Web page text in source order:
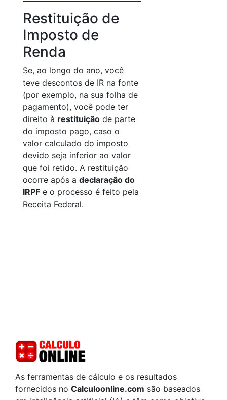
Restituição de
Imposto de
Renda
Se, ao longo do ano, você
teve descontos de IR na fonte
(por exemplo, na sua folha de
pagamento), você pode ter
direito à restituição de parte
do imposto pago, caso o
valor calculado do imposto
devido seja inferior ao valor
que foi retido. A restituição
ocorre após a declaração do
IRPF e o processo é feito pela
Receita Federal.
As ferramentas de cálculo e os resultados
fornecidos no Calculoonline.com são baseados